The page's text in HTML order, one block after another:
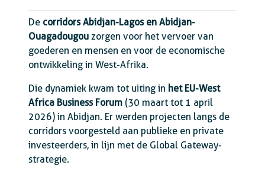
De corridors Abidjan-Lagos en Abidjan-
Ouagadougou zorgen voor het vervoer van
goederen en mensen en voor de economische
ontwikkeling in West-Afrika.
Die dynamiek kwam tot uiting in het EU-West
Africa Business Forum (30 maart tot 1 april
2026) in Abidjan. Er werden projecten langs de
corridors voorgesteld aan publieke en private
investeerders, in lijn met de Global Gateway-
strategie.